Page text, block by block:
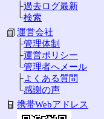
├過去ログ最新
└検索
運営会社
├管理体制
├運営ポリシー
└管理者へメール
├よくある質問
└感謝の声
携帯Webアドレス